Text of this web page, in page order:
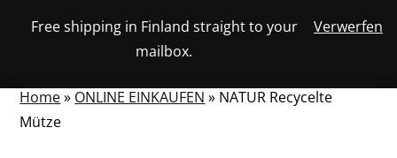
Free shipping in Finland straight to your
mailbox.
Verwerfen
SEARCH
View
CART
Home» ONLINE EINKAUFEN » NATUR Recycelte
Mütze